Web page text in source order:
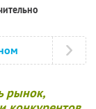
рынок,